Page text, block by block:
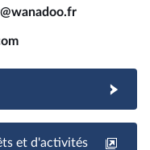
et d'activités